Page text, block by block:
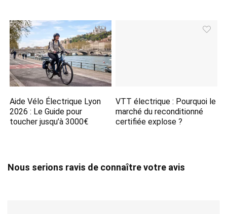
Aide Vélo Électrique Lyon
2026 : Le Guide pour
toucher jusqu’à 3000€
VTT électrique : Pourquoi le
marché du reconditionné
certifiée explose ?
Nous serions ravis de connaître votre avis